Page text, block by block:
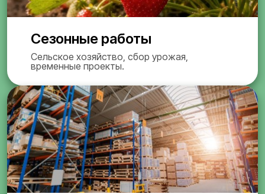
Сезонные работы
Сельское хозяйство, сбор урожая,
временные проекты.